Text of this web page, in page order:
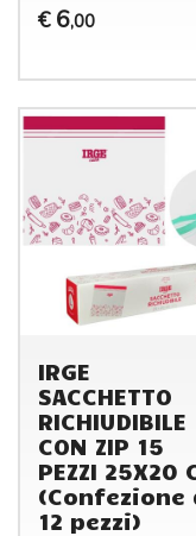
€ 6,00
IRGE
SACCHETTO
RICHIUDIBILE
CON ZIP 15
PEZZI 25X20
(Confezione
12 pezzi)